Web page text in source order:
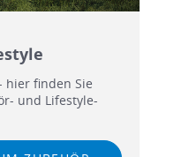
hier finden Sie
und Lifestyle-